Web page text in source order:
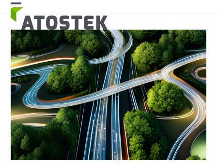
Skip
content
Open
mobile
menu
Close
mobile
menu